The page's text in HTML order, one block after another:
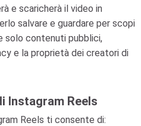
e scaricherà il video in
salvare e guardare per scopi
solo contenuti pubblici,
e la proprietà dei creatori di
Instagram Reels
Reels ti consente di: